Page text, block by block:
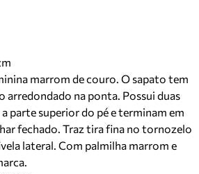
marrom de couro. O sapato tem
na ponta. Possui duas
parte superior do pé e terminam em
fechado. Traz tira fina no tornozelo
lateral. Com palmilha marrom e